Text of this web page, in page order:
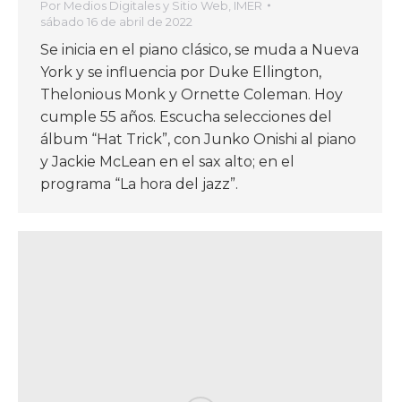
Por Medios Digitales y Sitio Web, IMER
sábado 16 de abril de 2022
Se inicia en el piano clásico, se muda a Nueva
York y se influencia por Duke Ellington,
Thelonious Monk y Ornette Coleman. Hoy
cumple 55 años. Escucha selecciones del
álbum “Hat Trick”, con Junko Onishi al piano
y Jackie McLean en el sax alto; en el
programa “La hora del jazz”.